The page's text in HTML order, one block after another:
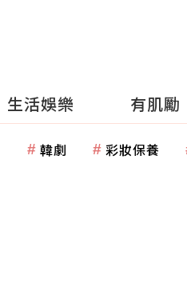
生活娛樂 有肌勵
韓劇 彩妝保養